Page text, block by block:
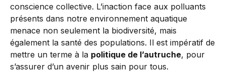
conscience collective. L’inaction face aux polluants
présents dans notre environnement aquatique
menace non seulement la biodiversité, mais
également la santé des populations. Il est impératif de
mettre un terme à la politique de l’autruche, pour
s’assurer d’un avenir plus sain pour tous.